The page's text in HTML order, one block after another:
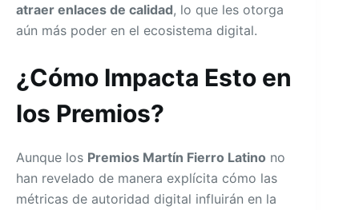
atraer enlaces de calidad, lo que les otorga
aún más poder en el ecosistema digital.
¿Cómo Impacta Esto en
los Premios?
Aunque los Premios Martín Fierro Latino no
han revelado de manera explícita cómo las
métricas de autoridad digital influirán en la